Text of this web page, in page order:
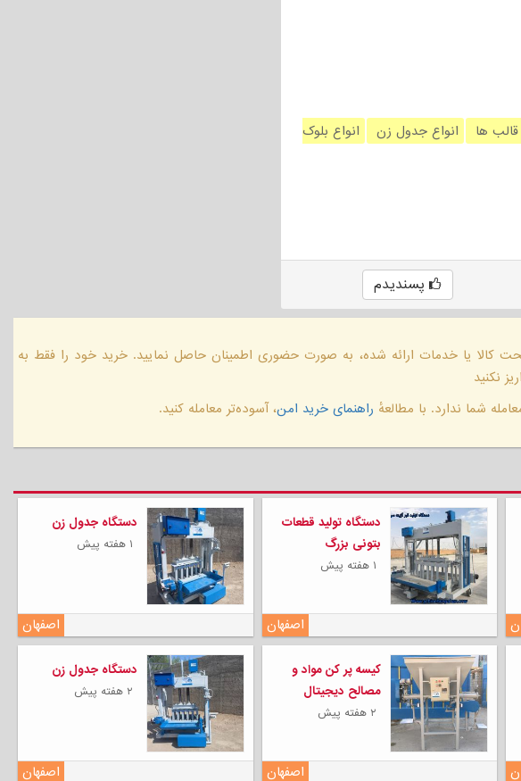
ها انواع جدول زن
انواع بلوک
پسندیدم
کالا یا خدمات ارائه شده، به صورت حضوری اطمینان حاصل نمایید. خرید خود را فقط به
نکنید
شما ندارد. با مطالعهٔ راهنمای خرید امن، آسوده‌تر معامله کنید.
دستگاه تولید قطعات
بتونی بزرگ
۱ هفته پیش
اصفهان
دستگاه جدول زن
۱ هفته پیش
اصفهان
کیسه پر کن مواد و
مصالح دیجیتال
۲ هفته پیش
اصفهان
دستگاه جدول زن
۲ هفته پیش
اصفهان